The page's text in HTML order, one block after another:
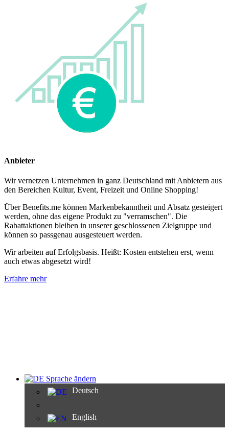
Anbieter
Wir vernetzen Unternehmen in ganz Deutschland mit Anbietern aus
den Bereichen Kultur, Event, Freizeit und Online Shopping!
Über Benefits.me können Markenbekanntheit und Absatz gesteigert
werden, ohne das eigene Produkt zu "verramschen". Die
Rabattaktionen bleiben in unserer geschlossenen Zielgruppe und
können so passgenau ausgesteuert werden.
Wir arbeiten auf Erfolgsbasis. Heißt: Kosten entstehen erst, wenn
auch etwas abgesetzt wird!
Erfahre mehr
Sprache ändern
Deutsch
English